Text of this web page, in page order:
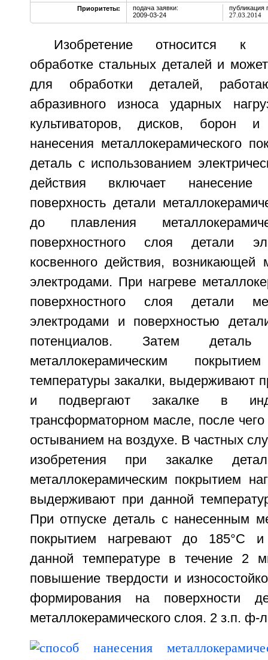
Приоритеты:
подача заявки:
2009-03-24
публикация
27.03.2014
Изобретение относится к
обработке стальных деталей и
для обработки деталей,
абразивного износа ударных
культиваторов, дисков, борон
нанесения металлокерамического
деталь с использованием
действия включает
поверхность детали
до плавления
поверхностного слоя детали
косвенного действия,
электродами. При нагреве
поверхностного слоя детали
электродами и поверхностью
потенциалов. Затем
металлокерамическим
температуры закалки, выдерживают
и подвергают закалке в
трансформаторном масле, после чего
остыванием на воздухе. В частных
изобретения при закалке
металлокерамическим покрытием
выдерживают при данной
При отпуске деталь с нанесенным
покрытием нагревают до 185°С
данной температуре в течение 2
повышение твердости и
формирования на поверхности
металлокерамического слоя. 2 з.п. ф-